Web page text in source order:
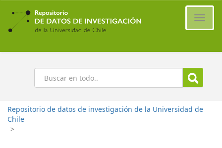
Ir
contenido
principal
Buscar
Repositorio de datos de investigación de la Universidad de
Chile
>